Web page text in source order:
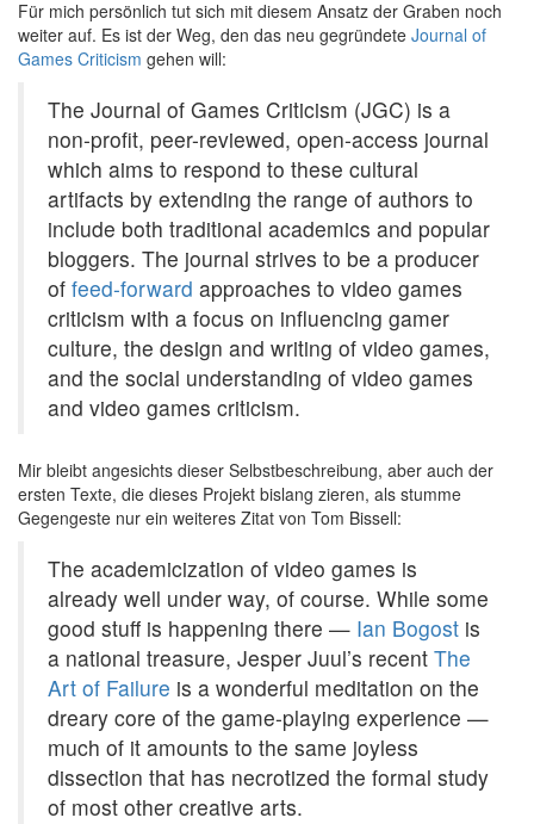
Für mich persönlich tut sich mit diesem Ansatz der Graben noch
weiter auf. Es ist der Weg, den das neu gegründete Journal of
Games Criticism gehen will:
The Journal of Games Criticism (JGC) is a
non-profit, peer-reviewed, open-access journal
which aims to respond to these cultural
artifacts by extending the range of authors to
include both traditional academics and popular
bloggers. The journal strives to be a producer
of feed-forward approaches to video games
criticism with a focus on influencing gamer
culture, the design and writing of video games,
and the social understanding of video games
and video games criticism.
Mir bleibt angesichts dieser Selbstbeschreibung, aber auch der
ersten Texte, die dieses Projekt bislang zieren, als stumme
Gegengeste nur ein weiteres Zitat von Tom Bissell:
The academicization of video games is
already well under way, of course. While some
good stuff is happening there — Ian Bogost is
a national treasure, Jesper Juul’s recent The
Art of Failure is a wonderful meditation on the
dreary core of the game-playing experience —
much of it amounts to the same joyless
dissection that has necrotized the formal study
of most other creative arts.